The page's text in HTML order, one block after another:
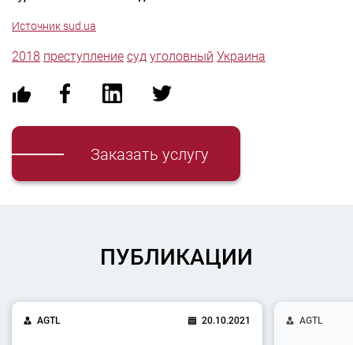
Источник sud.ua
2018 преступление суд уголовный Украина
Заказать услугу
ПУБЛИКАЦИИ
AGTL 20.10.2021 AGTL